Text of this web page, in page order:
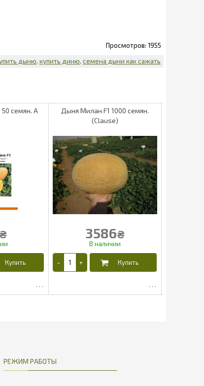
1955
дыню купить диню семена дыни как сажать
семян. А
₴
Дыня Милан F1 1000 семян.
(Clause)
3586₴
РЕЖИМ РАБОТЫ